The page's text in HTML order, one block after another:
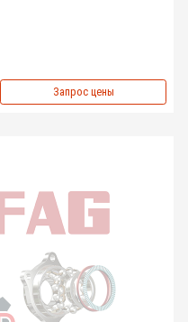
Запрос цены